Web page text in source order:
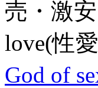
売・激
love(性
God of